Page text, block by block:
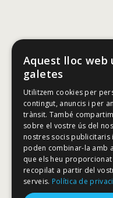
Aquest lloc web
galetes
Utilitzem cookies per
contingut, anuncis i per
trànsit. També
sobre el vostre ús del
nostres socis publicitaris
poden combinar-la amb
que els heu
recopilat a partir del
serveis. Política de